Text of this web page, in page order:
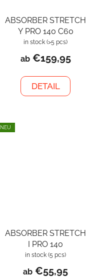
ABSORBER STRETCH
Y PRO 140 C60
in stock (>5 pcs)
ab€159,95
DETAIL
NEU
ABSORBER STRETCH
I PRO 140
in stock (5 pcs)
ab €55,95